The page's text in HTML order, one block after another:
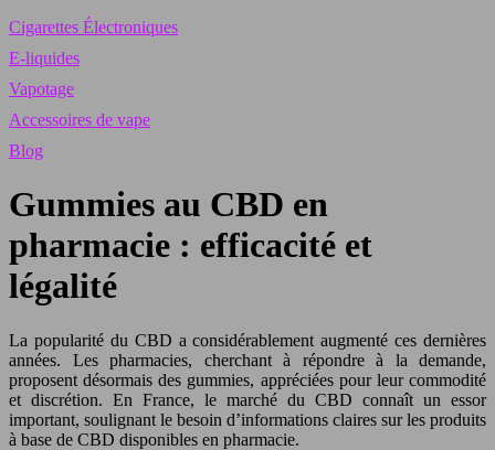
Cigarettes Électroniques
E-liquides
Vapotage
Accessoires de vape
Blog
Gummies au CBD en
pharmacie : efficacité et
légalité
La popularité du CBD a considérablement augmenté ces dernières
années. Les pharmacies, cherchant à répondre à la demande,
proposent désormais des gummies, appréciées pour leur commodité
et discrétion. En France, le marché du CBD connaît un essor
important, soulignant le besoin d’informations claires sur les produits
à base de CBD disponibles en pharmacie.